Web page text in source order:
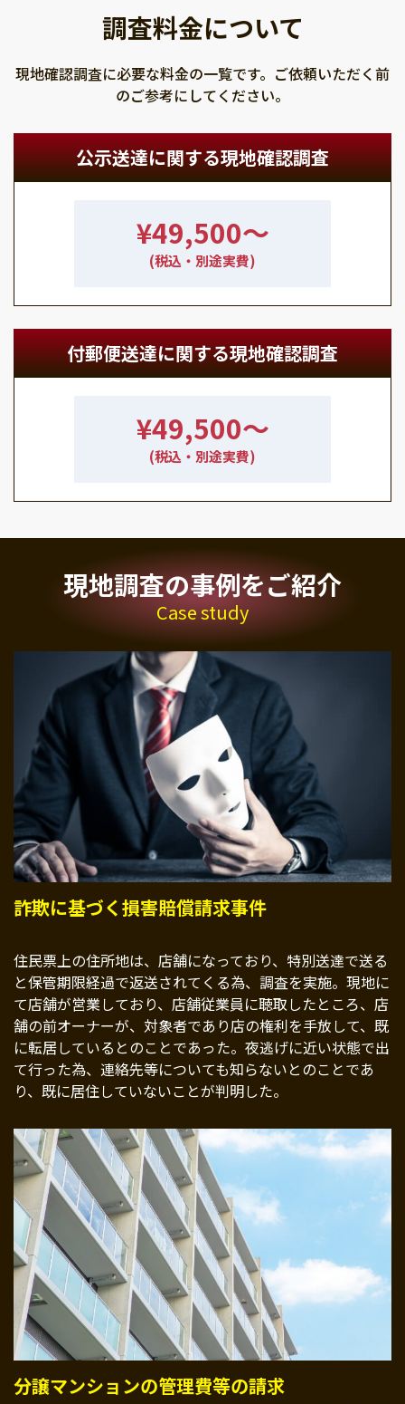
調査料金について
現地確認調査に必要な料金の一覧です。ご依頼いただく前
のご参考にしてください。
公示送達に関する現地確認調査
¥49,500〜
(税込・別途実費)
付郵便送達に関する現地確認調査
¥49,500〜
(税込・別途実費)
現地調査の事例をご紹介
Case study
詐欺に基づく損害賠償請求事件
住民票上の住所地は、店舗になっており、特別送達で送る
と保管期限経過で返送されてくる為、調査を実施。現地に
て店舗が営業しており、店舗従業員に聴取したところ、店
舗の前オーナーが、対象者であり店の権利を手放して、既
に転居しているとのことであった。夜逃げに近い状態で出
て行った為、連絡先等についても知らないとのことであ
り、既に居住していないことが判明した。
分譲マンションの管理費等の請求